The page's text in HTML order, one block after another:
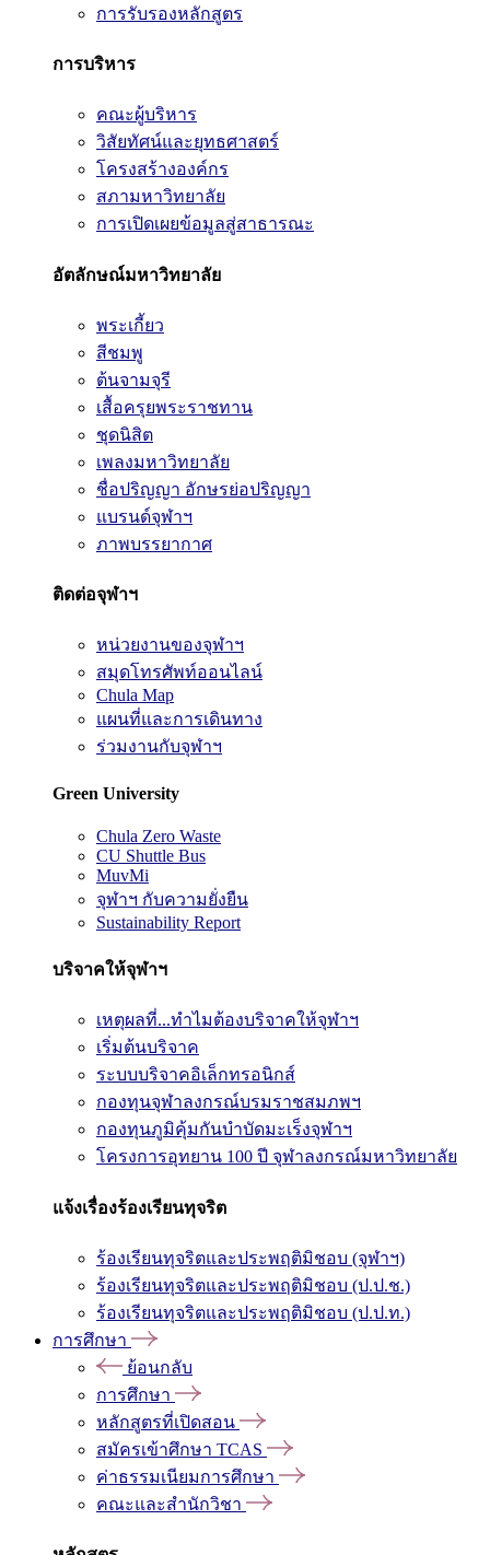
การรับรองหลักสูตร
การบริหาร
คณะผู้บริหาร
วิสัยทัศน์และยุทธศาสตร์
โครงสร้างองค์กร
สภามหาวิทยาลัย
การเปิดเผยข้อมูลสู่สาธารณะ
อัตลักษณ์มหาวิทยาลัย
พระเกี้ยว
สีชมพู
ต้นจามจุรี
เสื้อครุยพระราชทาน
ชุดนิสิต
เพลงมหาวิทยาลัย
ชื่อปริญญา อักษรย่อปริญญา
แบรนด์จุฬาฯ
ภาพบรรยากาศ
ติดต่อจุฬาฯ
หน่วยงานของจุฬาฯ
สมุดโทรศัพท์ออนไลน์
Chula Map
แผนที่และการเดินทาง
ร่วมงานกับจุฬาฯ
Green University
Chula Zero Waste
CU Shuttle Bus
MuvMi
จุฬาฯ กับความยั่งยืน
Sustainability Report
บริจาคให้จุฬาฯ
เหตุผลที่...ทำไมต้องบริจาคให้จุฬาฯ
เริ่มต้นบริจาค
ระบบบริจาคอิเล็กทรอนิกส์
กองทุนจุฬาลงกรณ์บรมราชสมภพฯ
กองทุนภูมิคุ้มกันบำบัดมะเร็งจุฬาฯ
โครงการอุทยาน 100 ปี จุฬาลงกรณ์มหาวิทยาลัย
แจ้งเรื่องร้องเรียนทุจริต
ร้องเรียนทุจริตและประพฤติมิชอบ (จุฬาฯ)
ร้องเรียนทุจริตและประพฤติมิชอบ (ป.ป.ช.)
ร้องเรียนทุจริตและประพฤติมิชอบ (ป.ป.ท.)
การศึกษา
ย้อนกลับ
การศึกษา
หลักสูตรที่เปิดสอน
สมัครเข้าศึกษา TCAS
ค่าธรรมเนียมการศึกษา
คณะและสำนักวิชา